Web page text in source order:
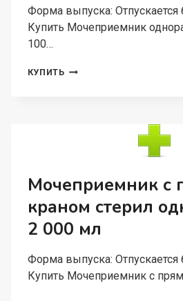
Форма выпуска: Отпускается
Купить Мочеприемник
100…
КУПИТЬ МОЧЕПРИЕМНИК
Мочеприемник с
краном стерил
2 000 мл
Форма выпуска: Отпускается
Купить Мочеприемник с